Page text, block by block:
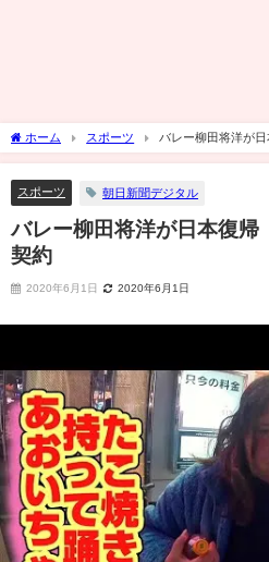
ホーム スポーツ バレー柳田将洋が
スポーツ 朝日新聞デジタル
バレー柳田将洋が日本復
契約
2020年6月1日 2020年6月1日